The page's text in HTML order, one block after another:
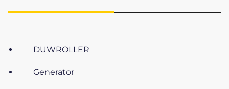
DUWROLLER
Generator